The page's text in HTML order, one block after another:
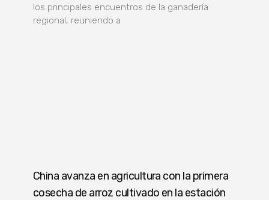
los principales encuentros de la ganadería
regional, reuniendo a
China avanza en agricultura con la primera
cosecha de arroz cultivado en la estación